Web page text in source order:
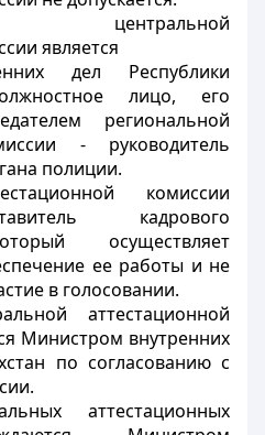
центральной
является
дел Республики
лицо, его
региональной
- руководитель
полиции.
комиссии
кадрового
осуществляет
ее работы и не
в голосовании.
аттестационной
Министром внутренних
по согласованию с
аттестационных